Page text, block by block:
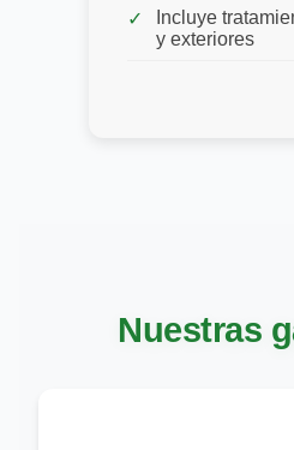
Incluye
y exteriores
Nuestras